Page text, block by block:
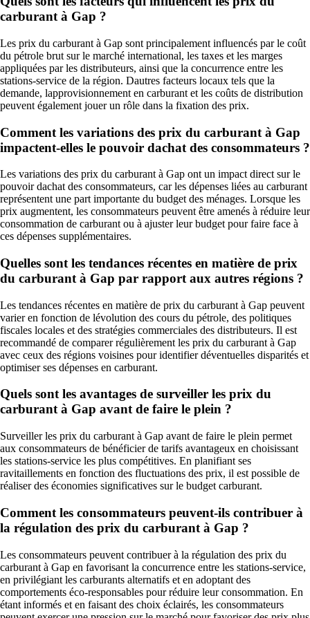
carburant à Gap ?
Les prix du carburant à Gap sont principalement influencés par le coût
du pétrole brut sur le marché international, les taxes et les marges
appliquées par les distributeurs, ainsi que la concurrence entre les
stations-service de la région. Dautres facteurs locaux tels que la
demande, lapprovisionnement en carburant et les coûts de distribution
peuvent également jouer un rôle dans la fixation des prix.
Comment les variations des prix du carburant à Gap
impactent-elles le pouvoir dachat des consommateurs ?
Les variations des prix du carburant à Gap ont un impact direct sur le
pouvoir dachat des consommateurs, car les dépenses liées au carburant
représentent une part importante du budget des ménages. Lorsque les
prix augmentent, les consommateurs peuvent être amenés à réduire leur
consommation de carburant ou à ajuster leur budget pour faire face à
ces dépenses supplémentaires.
Quelles sont les tendances récentes en matière de prix
du carburant à Gap par rapport aux autres régions ?
Les tendances récentes en matière de prix du carburant à Gap peuvent
varier en fonction de lévolution des cours du pétrole, des politiques
fiscales locales et des stratégies commerciales des distributeurs. Il est
recommandé de comparer régulièrement les prix du carburant à Gap
avec ceux des régions voisines pour identifier déventuelles disparités et
optimiser ses dépenses en carburant.
Quels sont les avantages de surveiller les prix du
carburant à Gap avant de faire le plein ?
Surveiller les prix du carburant à Gap avant de faire le plein permet
aux consommateurs de bénéficier de tarifs avantageux en choisissant
les stations-service les plus compétitives. En planifiant ses
ravitaillements en fonction des fluctuations des prix, il est possible de
réaliser des économies significatives sur le budget carburant.
Comment les consommateurs peuvent-ils contribuer à
la régulation des prix du carburant à Gap ?
Les consommateurs peuvent contribuer à la régulation des prix du
carburant à Gap en favorisant la concurrence entre les stations-service,
en privilégiant les carburants alternatifs et en adoptant des
comportements éco-responsables pour réduire leur consommation. En
étant informés et en faisant des choix éclairés, les consommateurs